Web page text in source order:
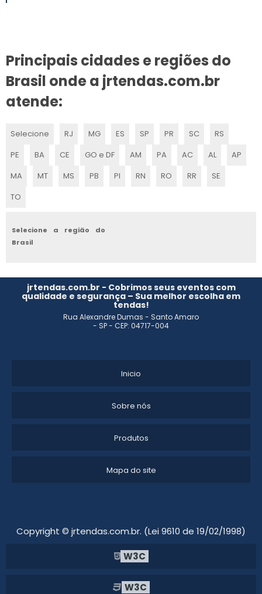
STANDS PARA CONSTRUTORAS
FORNECEDORES DE STANDS PARA FEIRAS
MONTAGEM DE STANDS PARA EVENTOS
MONTADORA STANDS
EMPRESAS MONTADORAS DE STANDS
STAND PARA EVENTOS
MONTAGEM DE STANDS E EXPOSIÇÕES
MONTAGEM DE STANDS PARA FEIRAS
STAND PARA EVENTOS PREÇO
Principais cidades e regiões do
Brasil onde a jrtendas.com.br
atende:
Selecione RJ MG ES SP PR SC
RS
PE
BA CE GO e DF AM PA AC AL
AP
MA
MT MS PB PI RN RO RR
SE
TO
Selecione a região do
Brasil
jrtendas.com.br - Cobrimos seus eventos com
qualidade e segurança – Sua melhor escolha em
tendas!
Rua Alexandre Dumas - Santo Amaro
- SP - CEP: 04717-004
Inicio
Sobre nós
Produtos
Mapa do site
Copyright © jrtendas.com.br. (Lei 9610 de 19/02/1998)
W3C
W3C